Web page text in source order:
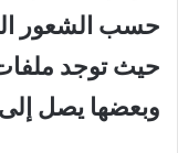
حسب الشعور
حيث توجد
وبعضها يصل